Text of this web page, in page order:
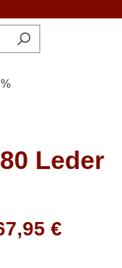
Leder
Preis:
€